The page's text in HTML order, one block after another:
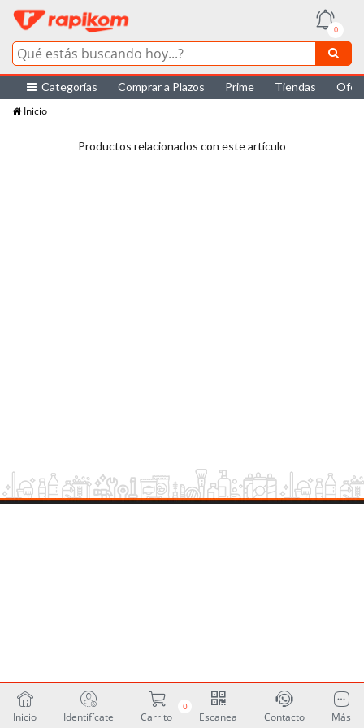
0
Categorías Comprar a Plazos Prime Tiendas
Inicio
Productos relacionados con este artículo
Inicio Identifícate
0
Carrito Escanea Contacto Más